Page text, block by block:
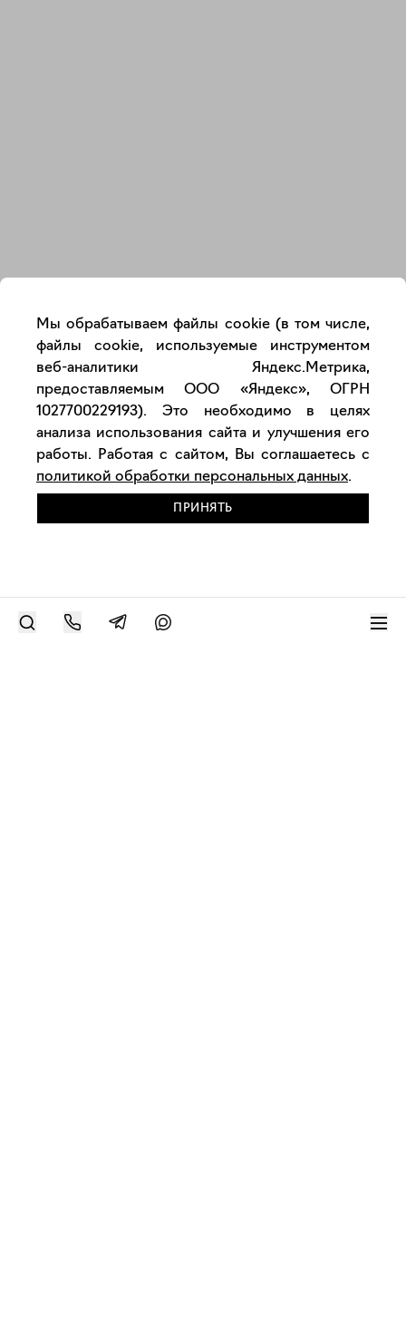
Мы обрабатываем файлы cookie (в том числе,
файлы cookie, используемые инструментом
веб-аналитики Яндекс.Метрика,
предоставляемым ООО «Яндекс», ОГРН
1027700229193). Это необходимо в целях
анализа использования сайта и улучшения его
работы. Работая с сайтом, Вы соглашаетесь с
политикой обработки персональных данных.
ПРИНЯТЬ